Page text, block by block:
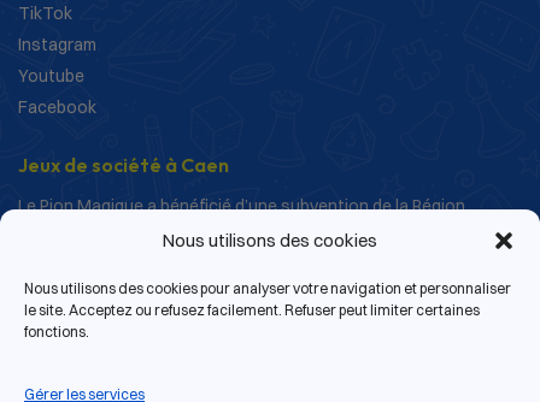
Nous utilisons des cookies
Nous utilisons des cookies pour analyser votre navigation et personnaliser
le site. Acceptez ou refusez facilement. Refuser peut limiter certaines
fonctions.
Gérer les services
TikTok
Instagram
Youtube
Facebook
Jeux de société à Caen
Le Pion Magique a bénéficié d’une subvention de la Région
Normandie dans le cadre de ses actions de structuration et de